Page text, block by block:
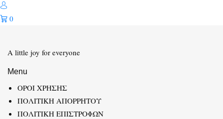
0
A little joy for everyone
Menu
ΟΡΟΙ ΧΡΗΣΗΣ
ΠΟΛΙΤΙΚΗ ΑΠΟΡΡΗΤΟΥ
ΠΟΛΙΤΙΚΗ ΕΠΙΣΤΡΟΦΩΝ